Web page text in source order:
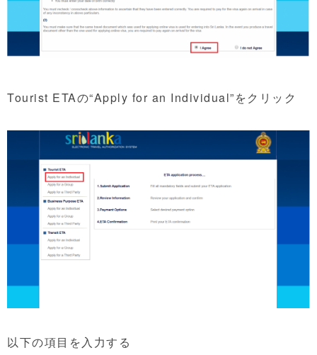
Tourist ETAの“Apply for an Individual”をクリック
以下の項目を入力する